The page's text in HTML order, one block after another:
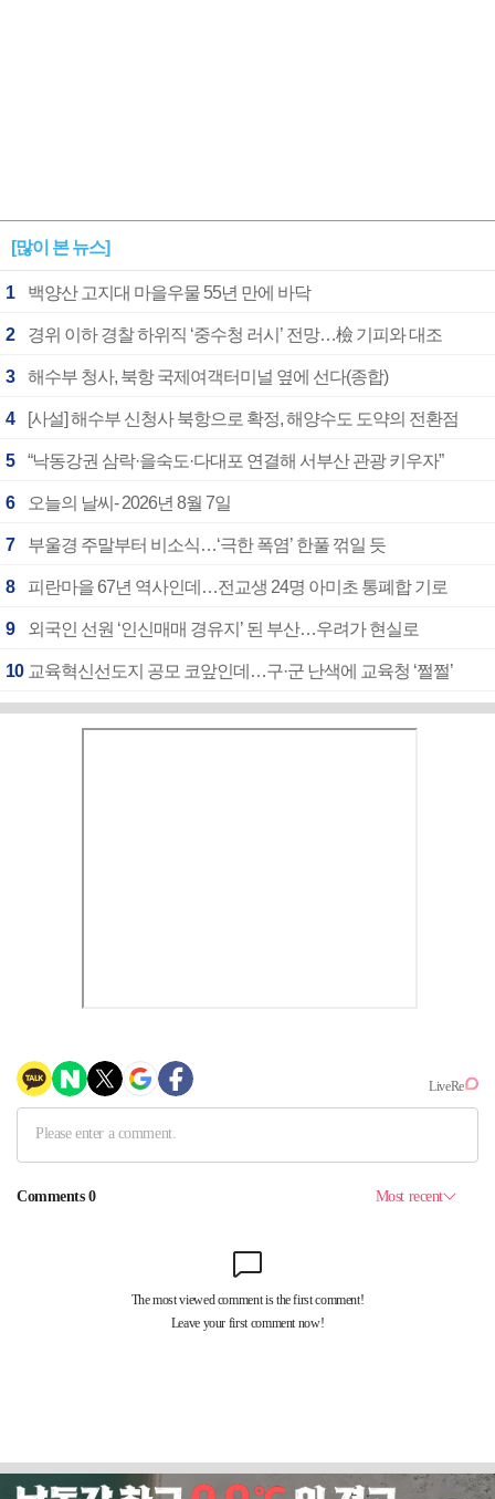
[많이 본 뉴스]
1 백양산 고지대 마을우물 55년 만에 바닥
2 경위 이하 경찰 하위직 ‘중수청 러시’ 전망…檢 기피와 대조
3 해수부 청사, 북항 국제여객터미널 옆에 선다(종합)
4 [사설] 해수부 신청사 북항으로 확정, 해양수도 도약의 전환점
5 “낙동강권 삼락·을숙도·다대포 연결해 서부산 관광 키우자”
6 오늘의 날씨- 2026년 8월 7일
7 부울경 주말부터 비소식…‘극한 폭염’ 한풀 꺾일 듯
8 피란마을 67년 역사인데…전교생 24명 아미초 통폐합 기로
9 외국인 선원 ‘인신매매 경유지’ 된 부산…우려가 현실로
10 교육혁신선도지 공모 코앞인데…구·군 난색에 교육청 ‘쩔쩔’